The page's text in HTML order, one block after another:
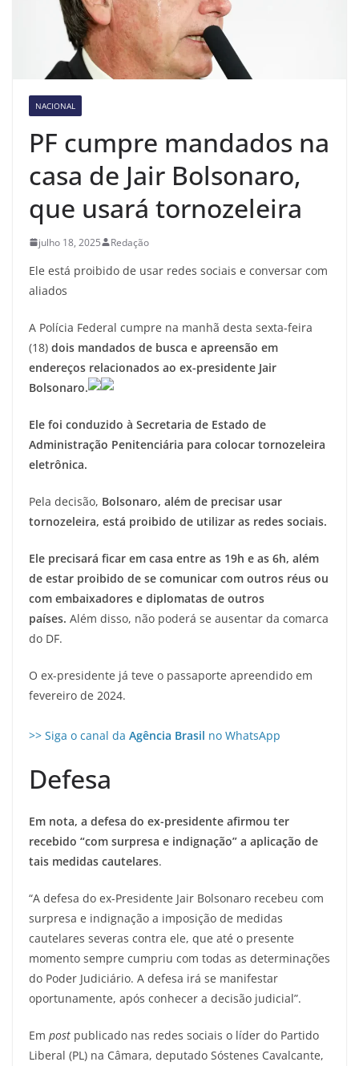
NACIONAL
PF cumpre mandados na
casa de Jair Bolsonaro,
que usará tornozeleira
julho 18, 2025 Redação
Ele está proibido de usar redes sociais e conversar com
aliados
A Polícia Federal cumpre na manhã desta sexta-feira
(18) dois mandados de busca e apreensão em
endereços relacionados ao ex-presidente Jair
Bolsonaro.
Ele foi conduzido à Secretaria de Estado de
Administração Penitenciária para colocar tornozeleira
eletrônica.
Pela decisão, Bolsonaro, além de precisar usar
tornozeleira, está proibido de utilizar as redes sociais.
Ele precisará ficar em casa entre as 19h e as 6h, além
de estar proibido de se comunicar com outros réus ou
com embaixadores e diplomatas de outros
países. Além disso, não poderá se ausentar da comarca
do DF.
O ex-presidente já teve o passaporte apreendido em
fevereiro de 2024.
>> Siga o canal da Agência Brasil no WhatsApp
Defesa
Em nota, a defesa do ex-presidente afirmou ter
recebido “com surpresa e indignação” a aplicação de
tais medidas cautelares.
“A defesa do ex-Presidente Jair Bolsonaro recebeu com
surpresa e indignação a imposição de medidas
cautelares severas contra ele, que até o presente
momento sempre cumpriu com todas as determinações
do Poder Judiciário. A defesa irá se manifestar
oportunamente, após conhecer a decisão judicial”.
Em post publicado nas redes sociais o líder do Partido
Liberal (PL) na Câmara, deputado Sóstenes Cavalcante,